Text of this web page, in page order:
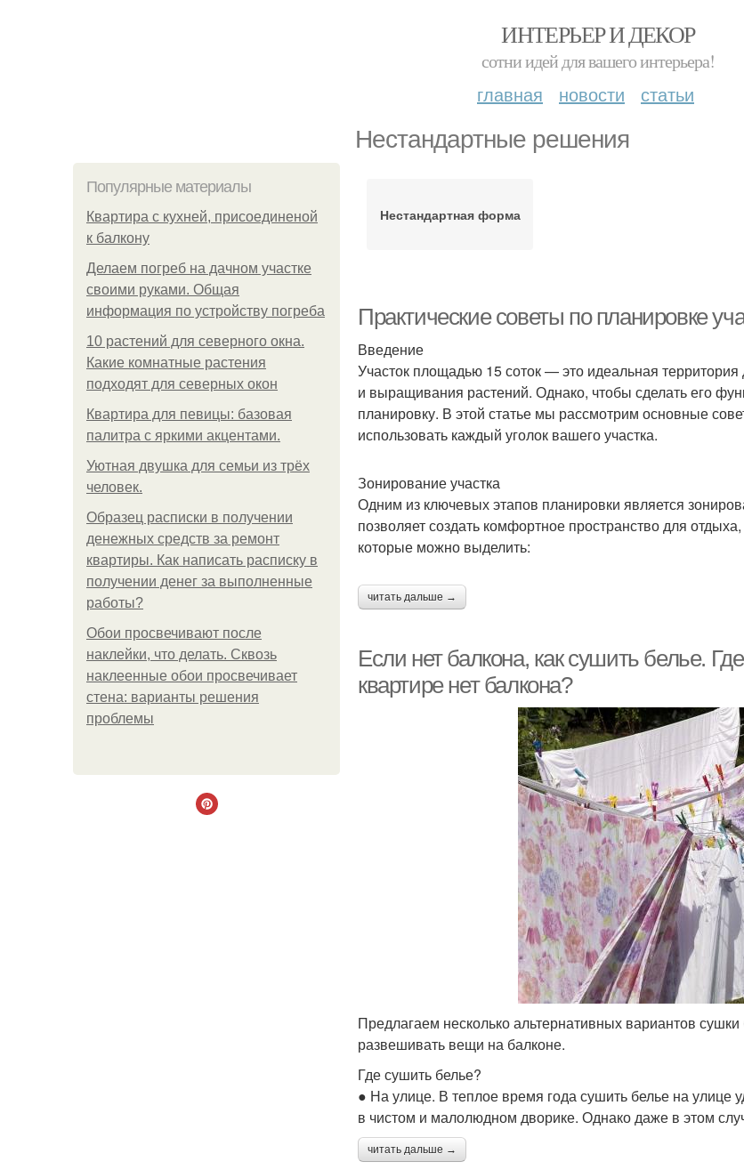
ИНТЕРЬЕР И ДЕКОР
сотни идей для вашего интерьера!
главная новости статьи
Нестандартные решения
Популярные материалы
Квартира с кухней, присоединеной
к балкону
Делаем погреб на дачном участке
своими руками. Общая
информация по устройству погреба
10 растений для северного окна.
Какие комнатные растения
подходят для северных окон
Квартира для певицы: базовая
палитра с яркими акцентами.
Уютная двушка для семьи из трёх
человек.
Образец расписки в получении
денежных средств за ремонт
квартиры. Как написать расписку в
получении денег за выполненные
работы?
Обои просвечивают после
наклейки, что делать. Сквозь
наклеенные обои просвечивает
стена: варианты решения
проблемы
Нестандартная форма
Практические советы по планировке
Введение
Участок площадью 15 соток — это идеальная
и выращивания растений. Однако, чтобы сделать его
планировку. В этой статье мы рассмотрим основные
использовать каждый уголок вашего участка.
Зонирование участка
Одним из ключевых этапов планировки является
позволяет создать комфортное пространство для
которые можно выделить:
читать дальше →
Если нет балкона, как сушить белье.
квартире нет балкона?
Предлагаем несколько альтернативных вариантов
развешивать вещи на балконе.
Где сушить белье?
● На улице. В теплое время года сушить белье на улице
в чистом и малолюдном дворике. Однако даже в этом
читать дальше →